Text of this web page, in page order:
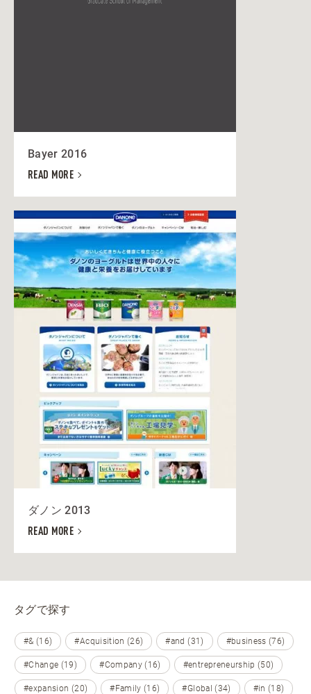
Bayer 2016
READ MORE
ダノン 2013
READ MORE
タグで探す
#& (16) #Acquisition (26) #and (31) #business (76)
#Change (19) #Company (16) #entrepreneurship (50)
#expansion (20) #Family (16) #Global (34) #in (18)